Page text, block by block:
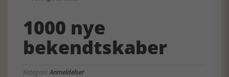
1000 nye
bekendtskaber
Kategori:Anmeldelser